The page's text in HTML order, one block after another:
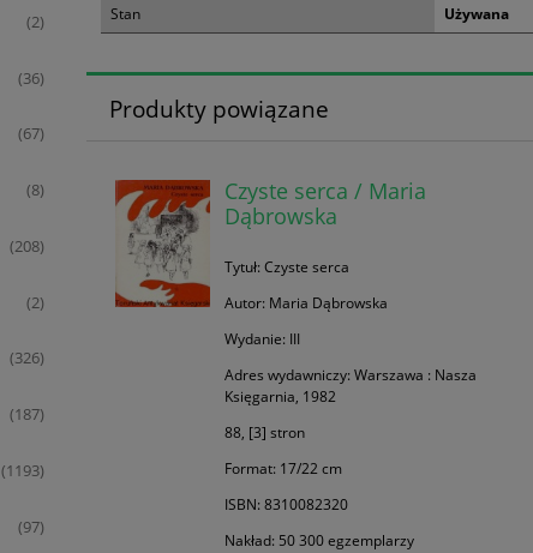
(2)
(36)
(67)
(8)
(208)
(2)
(326)
(187)
(1193)
(97)
Stan
Używana
Produkty powiązane
Czyste serca / Maria
Dąbrowska
Tytuł: Czyste serca
Autor: Maria Dąbrowska
Wydanie: III
Adres wydawniczy: Warszawa : Nasza
Księgarnia, 1982
88, [3] stron
Format: 17/22 cm
ISBN: 8310082320
Nakład: 50 300 egzemplarzy